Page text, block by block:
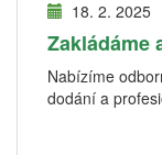
18. 2. 2025
Zakládáme
Nabízíme
dodání a